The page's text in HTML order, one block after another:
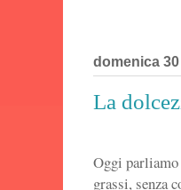
domenica
La
Oggi parliamo
grassi, senza